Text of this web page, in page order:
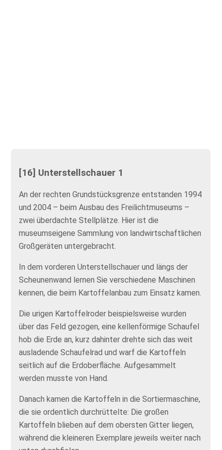
[16] Unterstellschauer 1
An der rechten Grundstücksgrenze entstanden 1994
und 2004 – beim Ausbau des Freilichtmuseums –
zwei überdachte Stellplätze. Hier ist die
museumseigene Sammlung von landwirtschaftlichen
Großgeräten untergebracht.
In dem vorderen Unterstellschauer und längs der
Scheunenwand lernen Sie verschiedene Maschinen
kennen, die beim Kartoffelanbau zum Einsatz kamen.
Die urigen Kartoffelroder beispielsweise wurden
über das Feld gezogen, eine kellenförmige Schaufel
hob die Erde an, kurz dahinter drehte sich das weit
ausladende Schaufelrad und warf die Kartoffeln
seitlich auf die Erdoberfläche. Aufgesammelt
werden musste von Hand.
Danach kamen die Kartoffeln in die Sortiermaschine,
die sie ordentlich durchrüttelte: Die großen
Kartoffeln blieben auf dem obersten Gitter liegen,
während die kleineren Exemplare jeweils weiter nach